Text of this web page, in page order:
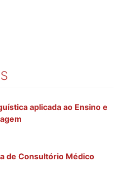
aplicada ao Ensino e
de Consultório Médico